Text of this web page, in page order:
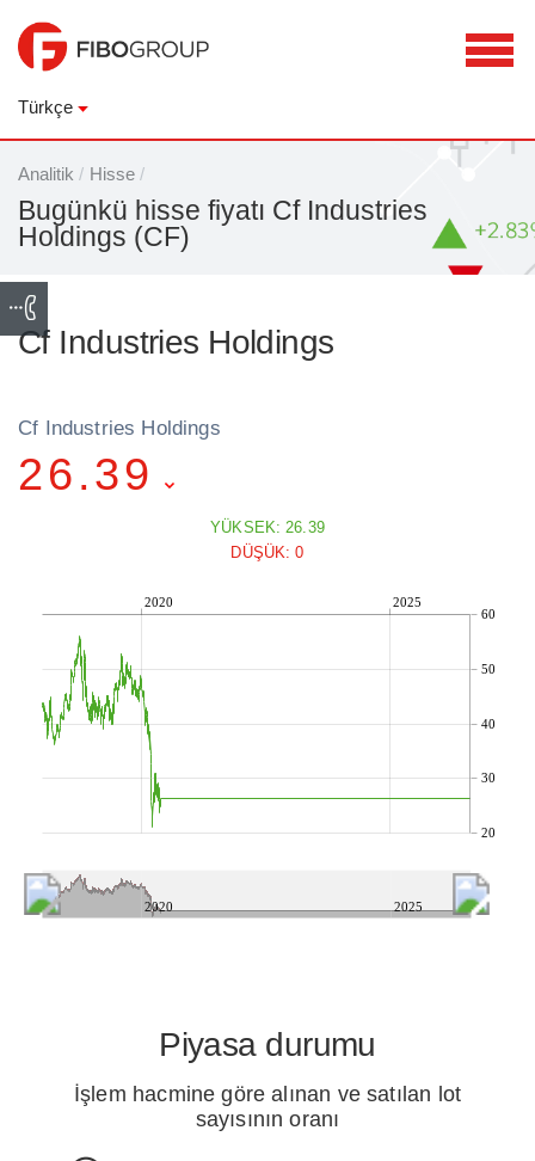
Türkçe
Analitik / Hisse /
Bugünkü hisse fiyatı Cf Industries
Holdings (CF)
Cf Industries Holdings
Cf Industries Holdings
26.39
YÜKSEK: 26.39
DÜŞÜK: 0
2020 2025
20
30
40
50
60
2020 2025
Piyasa durumu
İşlem hacmine göre alınan ve satılan lot
sayısının oranı